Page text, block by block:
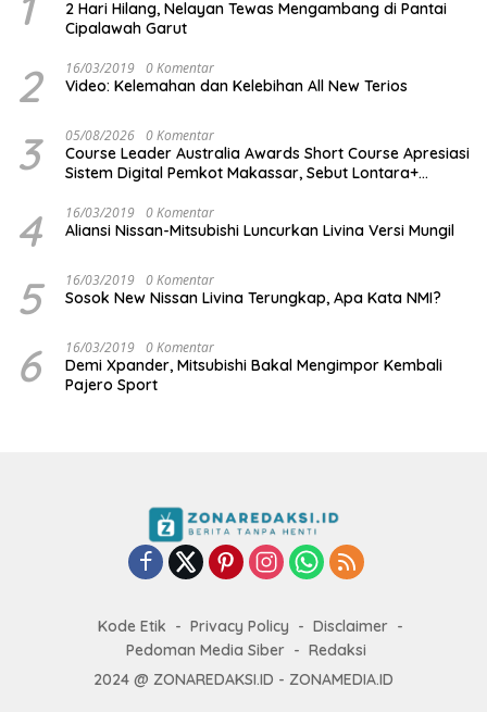
2 Hari Hilang, Nelayan Tewas Mengambang di Pantai
Cipalawah Garut
2 16/03/2019 0 Komentar
Video: Kelemahan dan Kelebihan All New Terios
3 05/08/2026 0 Komentar
Course Leader Australia Awards Short Course Apresiasi
Sistem Digital Pemkot Makassar, Sebut Lontara+
4 16/03/2019 0 Komentar
Aliansi Nissan-Mitsubishi Luncurkan Livina Versi Mungil
5 16/03/2019 0 Komentar
Sosok New Nissan Livina Terungkap, Apa Kata NMI?
6 16/03/2019 0 Komentar
Demi Xpander, Mitsubishi Bakal Mengimpor Kembali
Pajero Sport
Kode Etik Privacy Policy
Disclaimer
Pedoman Media Siber
Redaksi
2024 @ ZONAREDAKSI.ID - ZONAMEDIA.ID